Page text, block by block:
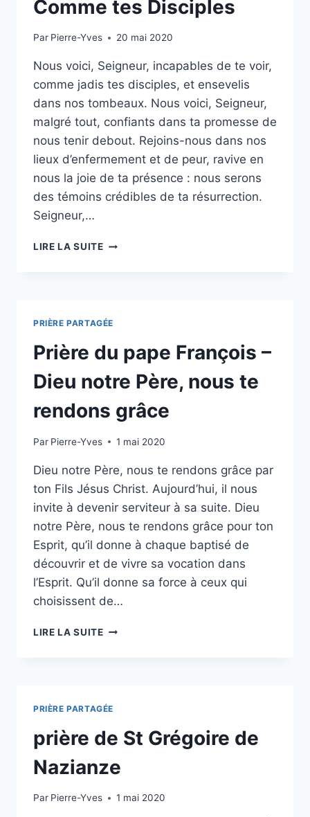
Comme tes Disciples
Par Pierre-Yves 20 mai 2020
Nous voici, Seigneur, incapables de te voir,
comme jadis tes disciples, et ensevelis
dans nos tombeaux. Nous voici, Seigneur,
malgré tout, confiants dans ta promesse de
nous tenir debout. Rejoins-nous dans nos
lieux d’enfermement et de peur, ravive en
nous la joie de ta présence : nous serons
des témoins crédibles de ta résurrection.
Seigneur,…
LIRE LA SUITECOMME
PRIÈRE PARTAGÉE
Prière du pape François –
Dieu notre Père, nous te
rendons grâce
Par Pierre-Yves 1 mai 2020
Dieu notre Père, nous te rendons grâce par
ton Fils Jésus Christ. Aujourd’hui, il nous
invite à devenir serviteur à sa suite. Dieu
notre Père, nous te rendons grâce pour ton
Esprit, qu’il donne à chaque baptisé de
découvrir et de vivre sa vocation dans
l’Esprit. Qu’il donne sa force à ceux qui
choisissent de…
LIRE LA SUITEPRIÈRE
DIEU
PÈRE,
NOUS
RENDONS
PRIÈRE PARTAGÉE
prière de St Grégoire de
Nazianze
Par Pierre-Yves 1 mai 2020